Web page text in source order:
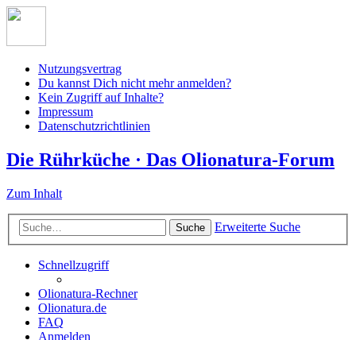
Nutzungsvertrag
Du kannst Dich nicht mehr anmelden?
Kein Zugriff auf Inhalte?
Impressum
Datenschutzrichtlinien
Die Rührküche · Das Olionatura-Forum
Zum Inhalt
Suche Erweiterte Suche
Schnellzugriff
Olionatura-Rechner
Olionatura.de
FAQ
Anmelden